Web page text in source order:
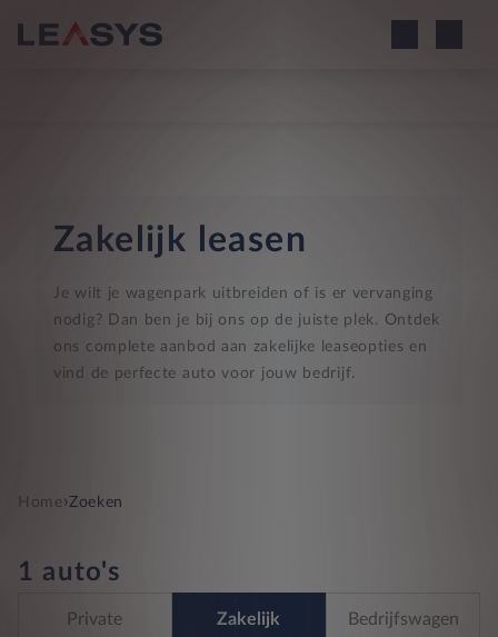
Zakelijk leasen
Je wilt je wagenpark uitbreiden of is er vervanging
nodig? Dan ben je bij ons op de juiste plek. Ontdek
ons complete aanbod aan zakelijke leaseopties en
vind de perfecte auto voor jouw bedrijf.
Home›Zoeken
1 auto's
Private Zakelijk Bedrijfswagen